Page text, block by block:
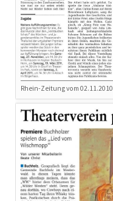
Rhein-Zeitung vom 02.11.2010